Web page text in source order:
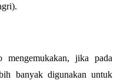
jika pada
banyak digunakan untuk